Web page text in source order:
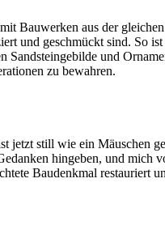
Bauwerken aus der
und geschmückt sind. So
Sandsteingebilde und
zu bewahren.
jetzt still wie ein Mäuschen
hingeben, und mich
Baudenkmal